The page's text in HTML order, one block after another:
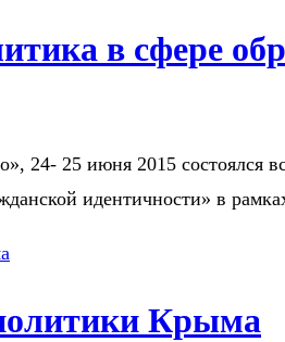
в сфере
24- 25 июня 2015 состоялся
идентичности» в
Крыма